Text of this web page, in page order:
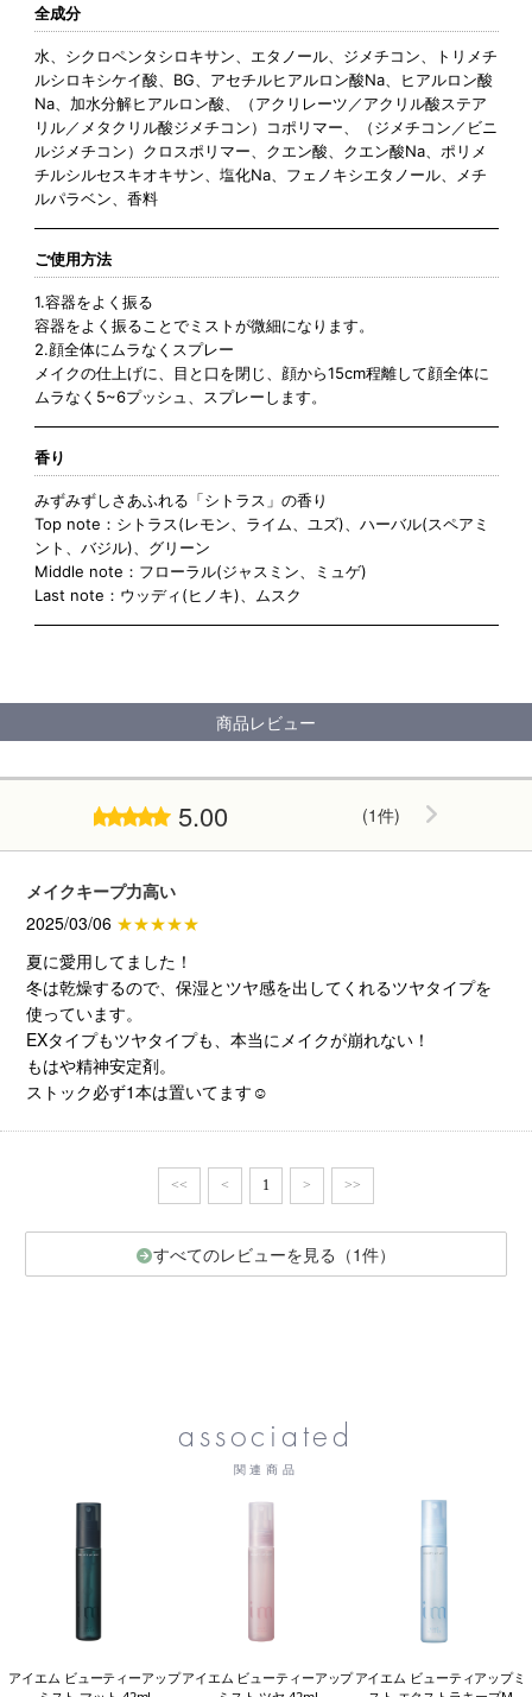
全成分
水、シクロペンタシロキサン、エタノール、ジメチコン、トリメチ
ルシロキシケイ酸、BG、アセチルヒアルロン酸Na、ヒアルロン酸
Na、加水分解ヒアルロン酸、（アクリレーツ／アクリル酸ステア
リル／メタクリル酸ジメチコン）コポリマー、（ジメチコン／ビニ
ルジメチコン）クロスポリマー、クエン酸、クエン酸Na、ポリメ
チルシルセスキオキサン、塩化Na、フェノキシエタノール、メチ
ルパラベン、香料
ご使用方法
1.容器をよく振る
容器をよく振ることでミストが微細になります。
2.顔全体にムラなくスプレー
メイクの仕上げに、目と口を閉じ、顔から15cm程離して顔全体に
ムラなく5~6プッシュ、スプレーします。
香り
みずみずしさあふれる「シトラス」の香り
Top note：シトラス(レモン、ライム、ユズ)、ハーバル(スペアミ
ント、バジル)、グリーン
Middle note：フローラル(ジャスミン、ミュゲ)
Last note：ウッディ(ヒノキ)、ムスク
商品レビュー
5.00 (1件)
メイクキープ力高い
2025/03/06 ★★★★★
夏に愛用してました！
冬は乾燥するので、保湿とツヤ感を出してくれるツヤタイプを
使っています。
EXタイプもツヤタイプも、本当にメイクが崩れない！
もはや精神安定剤。
ストック必ず1本は置いてます☺
<< < 1 > >>
すべてのレビューを見る（1件）
associated
関連商品
アイエム ビューティーアップアイエム ビューティーアップアイエム ビューティアップミ